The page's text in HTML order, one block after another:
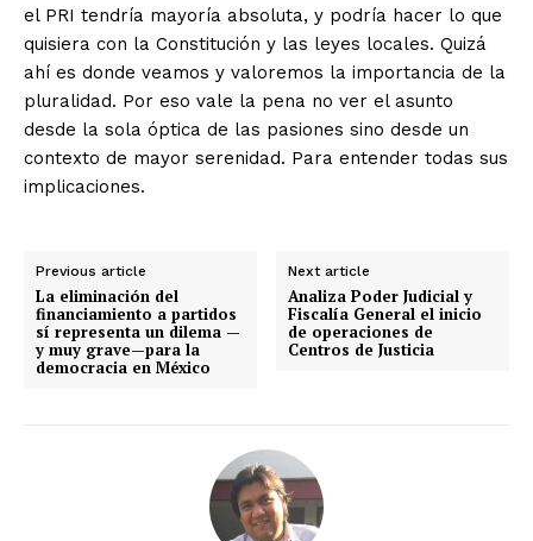
el PRI tendría mayoría absoluta, y podría hacer lo que
quisiera con la Constitución y las leyes locales. Quizá
ahí es donde veamos y valoremos la importancia de la
pluralidad. Por eso vale la pena no ver el asunto
desde la sola óptica de las pasiones sino desde un
contexto de mayor serenidad. Para entender todas sus
implicaciones.
Previous article
La eliminación del
financiamiento a partidos
sí representa un dilema —
y muy grave—para la
democracia en México
Next article
Analiza Poder Judicial y
Fiscalía General el inicio
de operaciones de
Centros de Justicia